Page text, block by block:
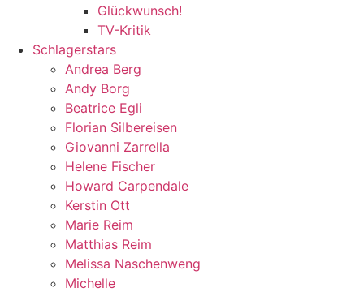
Glückwunsch!
TV-Kritik
Schlagerstars
Andrea Berg
Andy Borg
Beatrice Egli
Florian Silbereisen
Giovanni Zarrella
Helene Fischer
Howard Carpendale
Kerstin Ott
Marie Reim
Matthias Reim
Melissa Naschenweng
Michelle